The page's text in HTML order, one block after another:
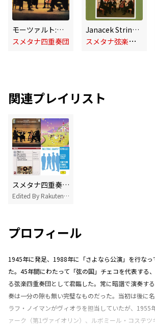
モーツァルト:弦楽四重奏曲 第17番≪狩≫&第15番
スメタナ四重奏団
Janacek String Quartets: No. 1 "Kreutzer Sonata" & No. 2 "Intimate Pages"
ス
メタナ弦楽四重奏団
関連プレイリスト
スメタナ四重奏団が好きなあなたにおすすめ
Edited By Rakuten Music
プロフィール
1945年に発足、1988年に「さよなら公演」を行なっ
た。45年間にわたって「弦の国」チェコを代表する
る弦楽四重奏団として君臨した。常に暗譜で演奏す
奏は一分の隙も無い完璧なものだった。当初は後に
ラフ・ノイマンがヴィオラを担当していたが、1955
ァーク（第1ヴァイオリン）、ルボミール・コステツ